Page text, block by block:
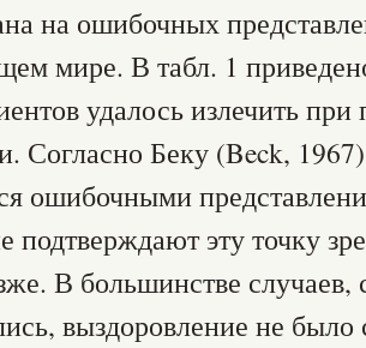
на ошибочных
мире. В табл. 1
удалось излечить
Согласно Беку (Beck,
ошибочными
подтверждают эту точку
В большинстве
выздоровление не